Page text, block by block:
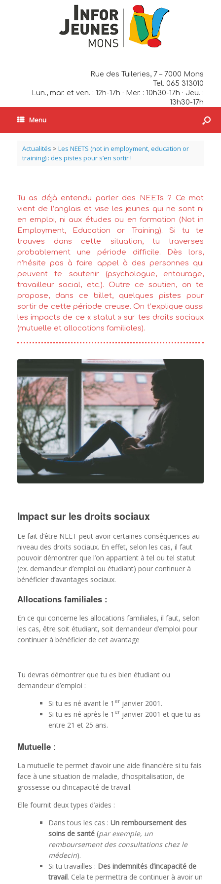
Rue des Tuileries, 7 – 7000 Mons
Tel. 065 313010
Lun., mar. et ven. : 12h-17h · Mer. : 10h30-17h · Jeu. :
13h30-17h
Menu
Actualités > Les NEETS (not in employment, education or
training) : des pistes pour s’en sortir !
Tu as déjà entendu parler des NEETs ? Ce mot
vient de l’anglais et vise les jeunes qui ne sont ni
en emploi, ni aux études ou en formation (Not in
Employment, Education or Training). Si tu te
trouves dans cette situation, tu traverses
probablement une période difficile. Dès lors,
n’hésite pas à faire appel à des personnes qui
peuvent te soutenir (psychologue, entourage,
travailleur social, etc.). Outre ce soutien, on te
propose, dans ce billet, quelques pistes pour
sortir de cette période creuse. On t’explique aussi
les impacts de ce « statut » sur tes droits sociaux
(mutuelle et allocations familiales).
Impact sur les droits sociaux
Le fait d’être NEET peut avoir certaines conséquences au
niveau des droits sociaux. En effet, selon les cas, il faut
pouvoir démontrer que l’on appartient à tel ou tel statut
(ex. demandeur d’emploi ou étudiant) pour continuer à
bénéficier d’avantages sociaux.
Allocations familiales :
En ce qui concerne les allocations familiales, il faut, selon
les cas, être soit étudiant, soit demandeur d’emploi pour
continuer à bénéficier de cet avantage
Tu devras démontrer que tu es bien étudiant ou
demandeur d’emploi :
Si tu es né avant le 1 erjanvier 2001.
Si tu es né après le 1 erjanvier 2001 et que tu as
entre 21 et 25 ans.
Mutuelle :
La mutuelle te permet d’avoir une aide financière si tu fais
face à une situation de maladie, d’hospitalisation, de
grossesse ou d’incapacité de travail.
Elle fournit deux types d’aides :
Dans tous les cas : Un remboursement des
soins de santé (par exemple, un
remboursement des consultations chez le
médecin).
Si tu travailles : Des indemnités d’incapacité de
travail. Cela te permettra de continuer à avoir un